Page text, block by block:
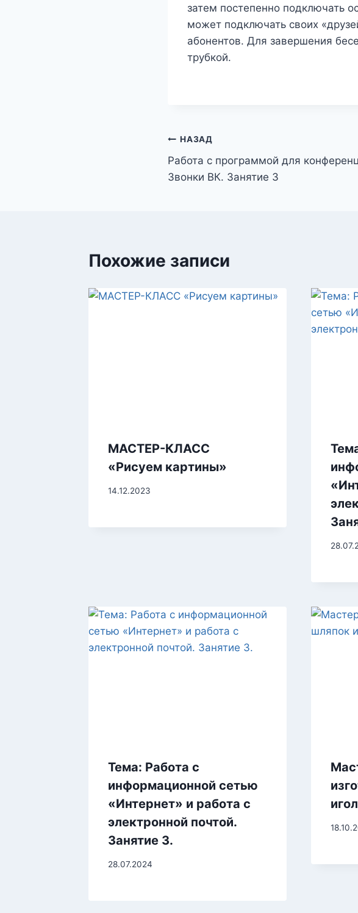
затем постепенно подключать
может подключать своих
абонентов. Для завершения
трубкой.
Навигация
по
НАЗАД
Работа с программой для
Звонки ВК. Занятие 3
Похожие записи
МАСТЕР-КЛАСС
«Рисуем картины»
14.12.2023
Тема: Работа с
информационной сетью
«Интернет» и работа с
электронной почтой.
Занятие 3.
28.07.2024